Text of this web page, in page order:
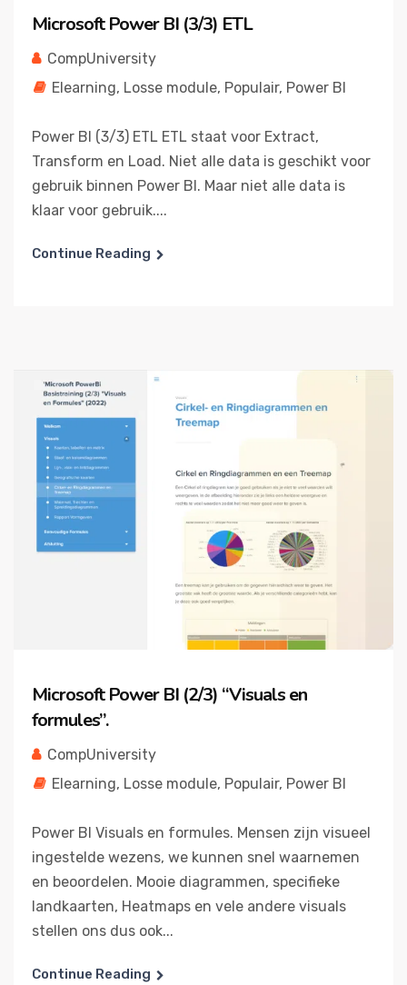
Microsoft Power BI (3/3) ETL
CompUniversity
Elearning, Losse module, Populair, Power BI
Power BI (3/3) ETL ETL staat voor Extract,
Transform en Load. Niet alle data is geschikt voor
gebruik binnen Power BI. Maar niet alle data is
klaar voor gebruik....
Continue Reading
Microsoft Power BI (2/3) “Visuals en
formules”.
CompUniversity
Elearning, Losse module, Populair, Power BI
Power BI Visuals en formules. Mensen zijn visueel
ingestelde wezens, we kunnen snel waarnemen
en beoordelen. Mooie diagrammen, specifieke
landkaarten, Heatmaps en vele andere visuals
stellen ons dus ook...
Continue Reading